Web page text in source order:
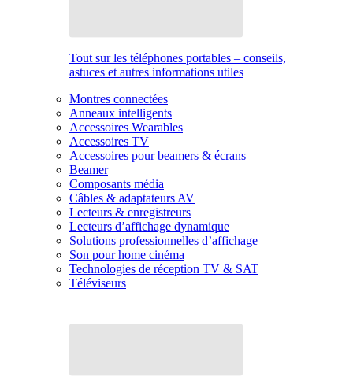
Tout sur les téléphones portables – conseils,
astuces et autres informations utiles
Montres connectées
Anneaux intelligents
Accessoires Wearables
Accessoires TV
Accessoires pour beamers & écrans
Beamer
Composants média
Câbles & adaptateurs AV
Lecteurs & enregistreurs
Lecteurs d’affichage dynamique
Solutions professionnelles d’affichage
Son pour home cinéma
Technologies de réception TV & SAT
Téléviseurs